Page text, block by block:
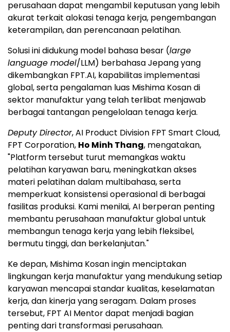
perusahaan dapat mengambil keputusan yang lebih
akurat terkait alokasi tenaga kerja, pengembangan
keterampilan, dan perencanaan pelatihan.
Solusi ini didukung model bahasa besar (large
language model/LLM) berbahasa Jepang yang
dikembangkan FPT.AI, kapabilitas implementasi
global, serta pengalaman luas Mishima Kosan di
sektor manufaktur yang telah terlibat menjawab
berbagai tantangan pengelolaan tenaga kerja.
Deputy Director, AI Product Division FPT Smart Cloud,
FPT Corporation, Ho Minh Thang, mengatakan,
"Platform tersebut turut memangkas waktu
pelatihan karyawan baru, meningkatkan akses
materi pelatihan dalam multibahasa, serta
memperkuat konsistensi operasional di berbagai
fasilitas produksi. Kami menilai, AI berperan penting
membantu perusahaan manufaktur global untuk
membangun tenaga kerja yang lebih fleksibel,
bermutu tinggi, dan berkelanjutan."
Ke depan, Mishima Kosan ingin menciptakan
lingkungan kerja manufaktur yang mendukung setiap
karyawan mencapai standar kualitas, keselamatan
kerja, dan kinerja yang seragam. Dalam proses
tersebut, FPT AI Mentor dapat menjadi bagian
penting dari transformasi perusahaan.